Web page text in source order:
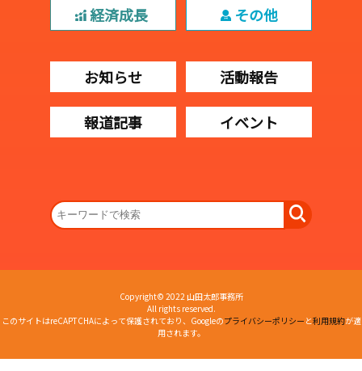
経済成長 その他
お知らせ 活動報告
報道記事 イベント
Copyright© 2022 山田太郎事務所
All rights reserved.
このサイトはreCAPTCHAによって保護されており、Googleのプライバシーポリシー と利用規約が適
用されます。